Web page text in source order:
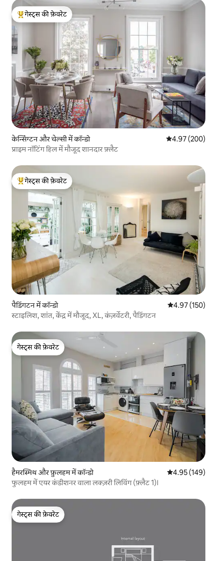
गेस्ट्स का टॉप फ़ेवरेट
गेस्ट्स की फ़ेवरेट
केन्सिंग्टन और चेल्सी में कॉन्डो औसत रेटिंग 5 में से
4.97 (200)
प्राइम नॉटिंग हिल में मौजूद शानदार फ़्लैट
गेस्ट्स का टॉप फ़ेवरेट
गेस्ट्स की फ़ेवरेट
पैडिंगटन में कॉन्डो औसत रेटिंग 5 में से
4.97 (150)
स्टाइलिश, शांत, केंद्र में मौजूद, XL, कंज़र्वेटरी, पैडिंगटन
गेस्ट्स की फ़ेवरेट
गेस्ट्स की फ़ेवरेट
हैमरस्मिथ और फ़ुलहम में कॉन्डो औसत रेटिंग 5 में से
4.95 (149)
फुलहम में एयर कंडीशनर वाला लक्ज़री लिविंग (फ़्लैट 1)।
गेस्ट्स की फ़ेवरेट
गेस्ट्स की फ़ेवरेट